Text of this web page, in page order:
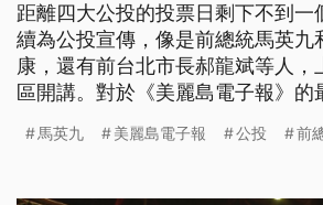
距離四大公投的投票日剩下不到一
續為公投宣傳，像是前總統馬英九
康，還有前台北市長郝龍斌等人，
區開講。對於《美麗島電子報》的
意，而且「反萊豬」還有「公投綁
馬英九 美麗島電子報 公投 前